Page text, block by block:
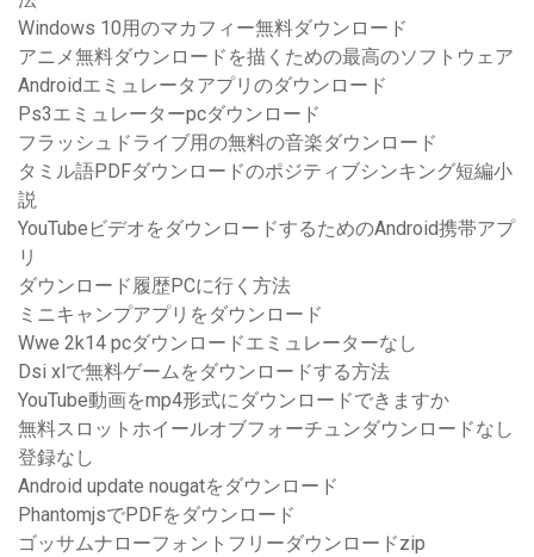
Windows 10用のマカフィー無料ダウンロード
アニメ無料ダウンロードを描くための最高のソフトウェア
Androidエミュレータアプリのダウンロード
Ps3エミュレーターpcダウンロード
フラッシュドライブ用の無料の音楽ダウンロード
タミル語PDFダウンロードのポジティブシンキング短編小
説
YouTubeビデオをダウンロードするためのAndroid携帯アプ
リ
ダウンロード履歴PCに行く方法
ミニキャンプアプリをダウンロード
Wwe 2k14 pcダウンロードエミュレーターなし
Dsi xlで無料ゲームをダウンロードする方法
YouTube動画をmp4形式にダウンロードできますか
無料スロットホイールオブフォーチュンダウンロードなし
登録なし
Android update nougatをダウンロード
PhantomjsでPDFをダウンロード
ゴッサムナローフォントフリーダウンロードzip